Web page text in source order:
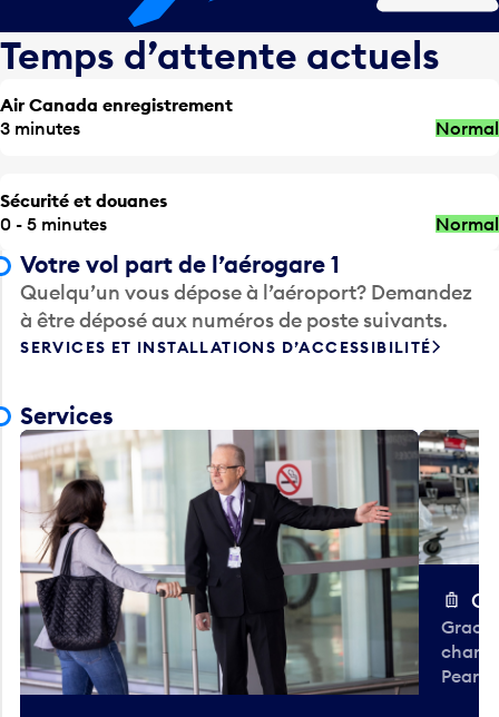
Temps d’attente actuels
Air Canada enregistrement
3 minutes
Normal
Sécurité et douanes
0 - 5 minutes
Normal
Votre vol part de l’aérogare 1
Quelqu’un vous dépose à l’aéroport? Demandez
à être déposé aux numéros de poste suivants.
SERVICES ET INSTALLATIONS D’ACCESSIBILITÉ
Services